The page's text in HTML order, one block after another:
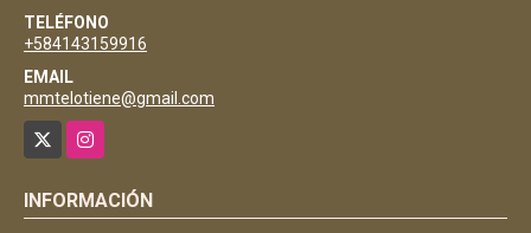
TELÉFONO
+584143159916
EMAIL
mmtelotiene@gmail.com
Instagram
INFORMACIÓN